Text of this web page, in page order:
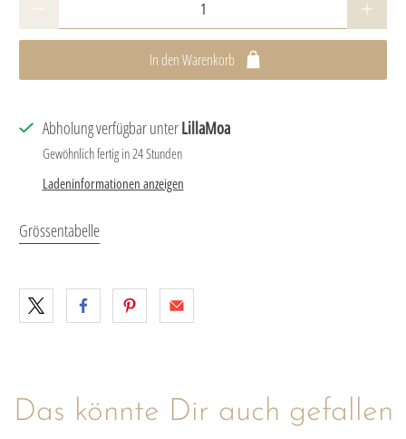
In den Warenkorb
Abholung verfügbar unterLillaMoa
Gewöhnlich fertig in 24 Stunden
Ladeninformationen anzeigen
Grössentabelle
Das könnte Dir auch gefallen